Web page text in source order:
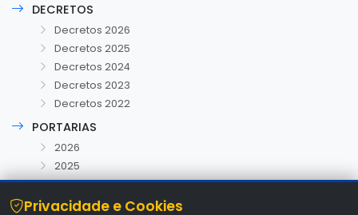
DECRETOS
Decretos 2026
Decretos 2025
Decretos 2024
Decretos 2023
Decretos 2022
PORTARIAS
2026
2025
Privacidade e Cookies